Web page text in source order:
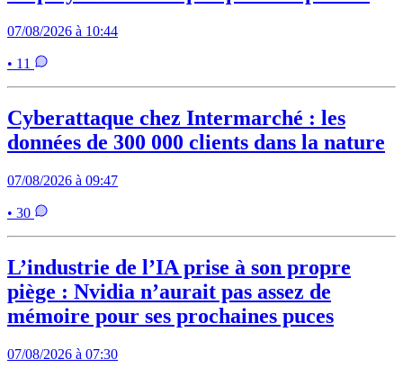
07/08/2026 à 10:44
• 11
Cyberattaque chez Intermarché : les
données de 300 000 clients dans la nature
07/08/2026 à 09:47
• 30
L’industrie de l’IA prise à son propre
piège : Nvidia n’aurait pas assez de
mémoire pour ses prochaines puces
07/08/2026 à 07:30